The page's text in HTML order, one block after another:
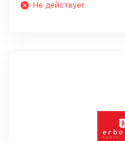
Не действует